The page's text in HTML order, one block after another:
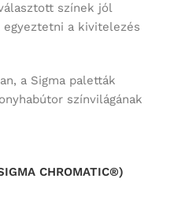
színek jól
a kivitelezés
a Sigma paletták
színvilágának
CHROMATIC®)